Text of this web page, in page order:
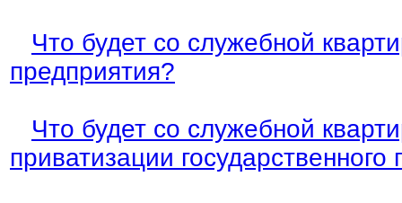
Что будет со служебной
предприятия?
Что будет со служебной
приватизации государственного